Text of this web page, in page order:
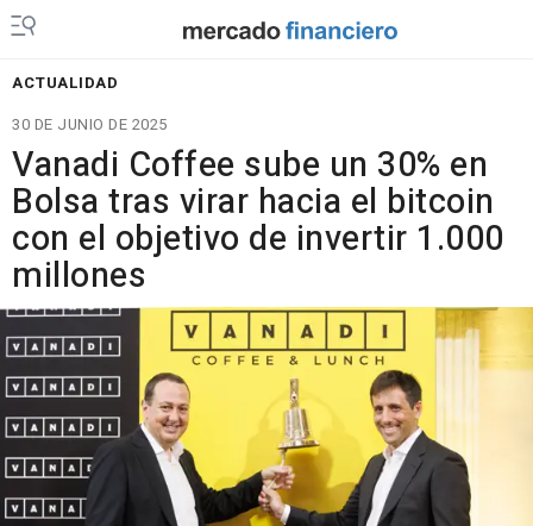
ACTUALIDAD
30 DE JUNIO DE 2025
Vanadi Coffee sube un 30% en
Bolsa tras virar hacia el bitcoin
con el objetivo de invertir 1.000
millones